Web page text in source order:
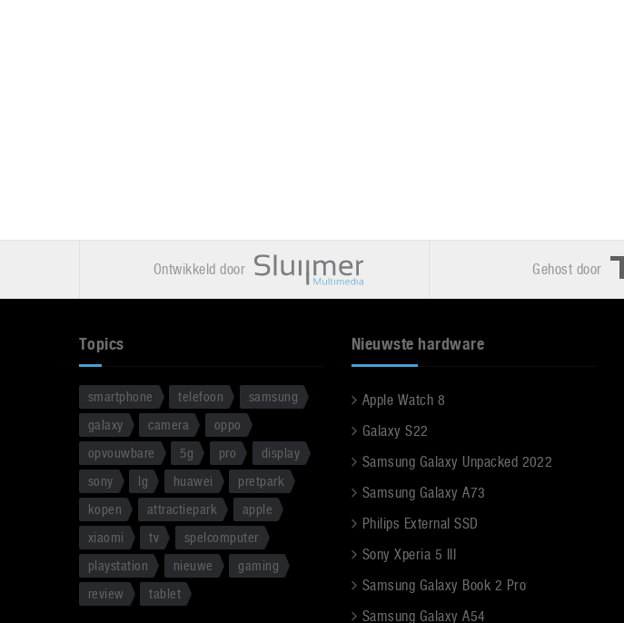
Ontwikkeld door Gehost door
Topics
smartphone telefoon
samsung
galaxy
camera
oppo
opvouwbare
5g pro
display
sony
lg huawei
pretpark
kopen
attractiepark
apple
xiaomi
tv
spelcomputer
playstation
nieuwe
gaming
review
tablet
Nieuwste hardware
Apple Watch 8
Galaxy S22
Samsung Galaxy Unpacked 2022
Samsung Galaxy A73
Philips External SSD
Sony Xperia 5 III
Samsung Galaxy Book 2 Pro
Samsung Galaxy A54